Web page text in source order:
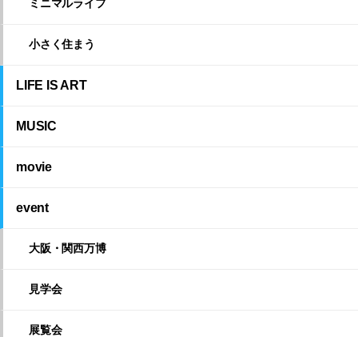
ミニマルライフ
小さく住まう
LIFE IS ART
MUSIC
movie
event
大阪・関西万博
見学会
展覧会